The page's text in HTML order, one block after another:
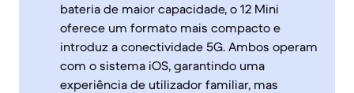
bateria de maior capacidade, o 12 Mini
oferece um formato mais compacto e
introduz a conectividade 5G. Ambos operam
com o sistema iOS, garantindo uma
experiência de utilizador familiar, mas